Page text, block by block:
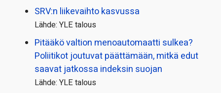
SRV:n liikevaihto kasvussa
Lähde: YLE talous
Pitääkö valtion menoautomaatti sulkea?
Poliitikot joutuvat päättämään, mitkä edut
saavat jatkossa indeksin suojan
Lähde: YLE talous